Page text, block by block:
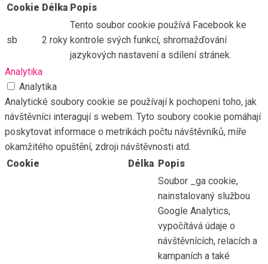
Cookie Délka Popis
sb 2 roky
Tento soubor cookie používá Facebook ke
kontrole svých funkcí, shromažďování
jazykových nastavení a sdílení stránek.
Analytika
Analytika
Analytické soubory cookie se používají k pochopení toho, jak
návštěvníci interagují s webem. Tyto soubory cookie pomáhají
poskytovat informace o metrikách počtu návštěvníků, míře
okamžitého opuštění, zdroji návštěvnosti atd.
Cookie
Délka Popis
Soubor _ga cookie,
nainstalovaný službou
Google Analytics,
vypočítává údaje o
návštěvnících, relacích a
kampaních a také